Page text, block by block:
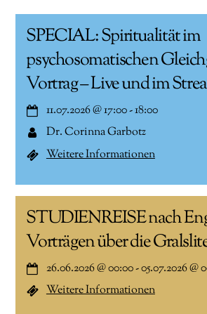
SPECIAL: Spiritualität im
psychosomatischen
Vortrag – Live und im
11.07.2026@17:00-18:00
Dr. Corinna Garbotz
Weitere Informationen
STUDIENREISE nach
Vorträgen über die
26.06.2026@00:00-05.07.2026@
Weitere Informationen